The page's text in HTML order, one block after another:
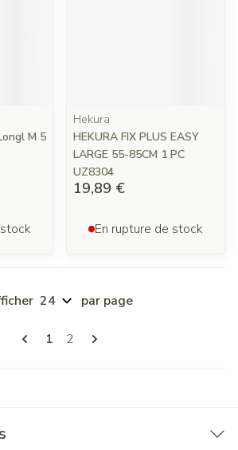
M 5
Hekura
HEKURA FIX PLUS EASY
LARGE 55-85CM 1 PC
UZ8304
19,89 €
En rupture de stock
Pages
Vous lisez actuellement la page
1 Page
2
par page